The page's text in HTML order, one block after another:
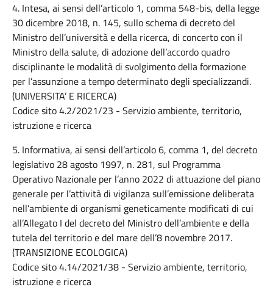
4. Intesa, ai sensi dell’articolo 1, comma 548-bis, della legge
30 dicembre 2018, n. 145, sullo schema di decreto del
Ministro dell’università e della ricerca, di concerto con il
Ministro della salute, di adozione dell’accordo quadro
disciplinante le modalità di svolgimento della formazione
per l’assunzione a tempo determinato degli specializzandi.
(UNIVERSITA’ E RICERCA)
Codice sito 4.2/2021/23 - Servizio ambiente, territorio,
istruzione e ricerca
5. Informativa, ai sensi dell’articolo 6, comma 1, del decreto
legislativo 28 agosto 1997, n. 281, sul Programma
Operativo Nazionale per l’anno 2022 di attuazione del piano
generale per l’attività di vigilanza sull’emissione deliberata
nell’ambiente di organismi geneticamente modificati di cui
all’Allegato I del decreto del Ministro dell’ambiente e della
tutela del territorio e del mare dell’8 novembre 2017.
(TRANSIZIONE ECOLOGICA)
Codice sito 4.14/2021/38 - Servizio ambiente, territorio,
istruzione e ricerca